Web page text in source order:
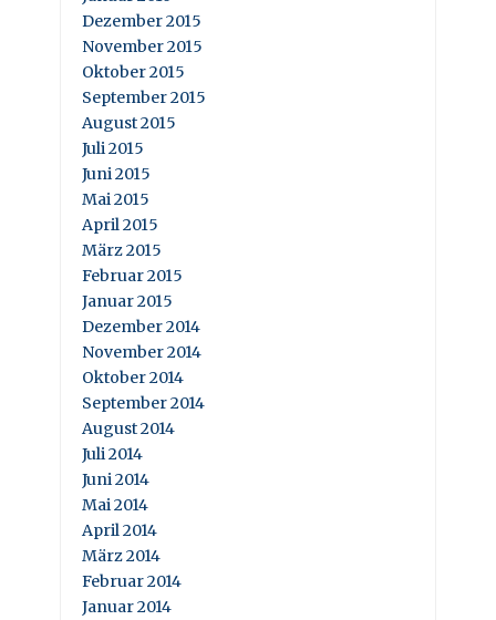
Dezember 2015
November 2015
Oktober 2015
September 2015
August 2015
Juli 2015
Juni 2015
Mai 2015
April 2015
März 2015
Februar 2015
Januar 2015
Dezember 2014
November 2014
Oktober 2014
September 2014
August 2014
Juli 2014
Juni 2014
Mai 2014
April 2014
März 2014
Februar 2014
Januar 2014